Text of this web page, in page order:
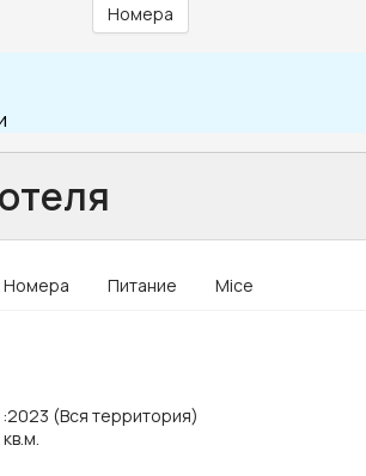
Номера
Номера Питание Mice
:2023 (Вся территория)